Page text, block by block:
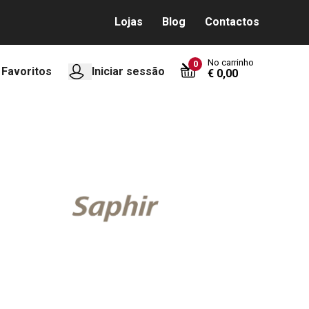
Lojas Blog Contactos
Favoritos Iniciar sessão
0 No carrinho
€ 0,00